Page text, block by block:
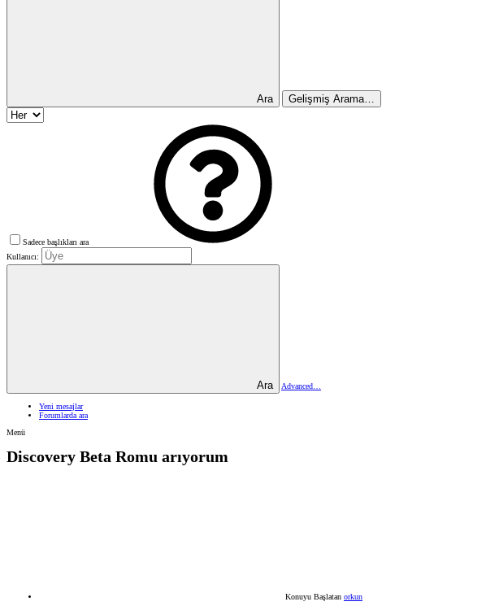
Ara Gelişmiş Arama…
Sadece başlıkları ara
Kullanıcı:
Ara Advanced…
Yeni mesajlar
Forumlarda ara
Menü
Discovery Beta Romu arıyorum
Konuyu Başlatan orkun